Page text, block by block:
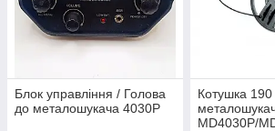
Блок управління / Голова
до металошукача 4030P
Котушка
MD4030P/